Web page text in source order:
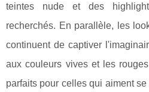
teintes nude et des
recherchés. En parallèle, les
continuent de captiver
aux couleurs vives et les
parfaits pour celles qui aiment